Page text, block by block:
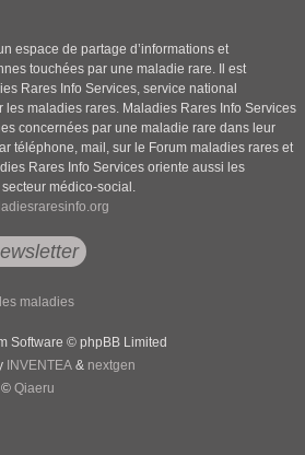
espace de partage d’informations et
touchées par une maladie rare. Il est
Rares Info Services, service national
les maladies rares. Maladies Rares Info Services
concernées par une maladie rare dans leur
téléphone, mail, sur le Forum maladies rares et
Rares Info Services oriente aussi les
médico-social.
maladies
Software © phpBB Limited
INVENTEA & nextgen
© Qiaeru